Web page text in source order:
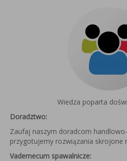
Wiedza poparta
Doradztwo:
Zaufaj naszym doradcom
przygotujemy rozwiązania skrojone
Vademecum spawalnicze: